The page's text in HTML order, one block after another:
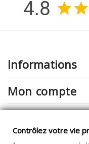
Informations
Mon compte
Inscrivez-vous
Contrôlez votre vie